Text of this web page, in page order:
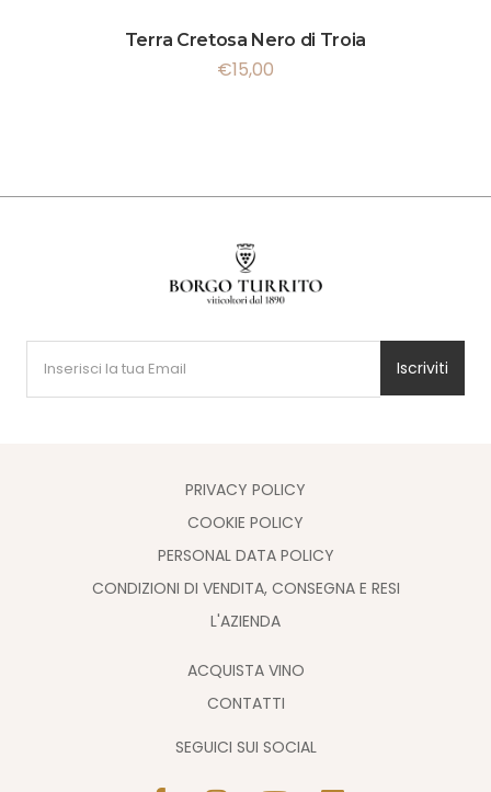
Terra Cretosa Nero di Troia
€15,00
Iscriviti
PRIVACY POLICY
COOKIE POLICY
PERSONAL DATA POLICY
CONDIZIONI DI VENDITA, CONSEGNA E RESI
L'AZIENDA
ACQUISTA VINO
CONTATTI
SEGUICI SUI SOCIAL